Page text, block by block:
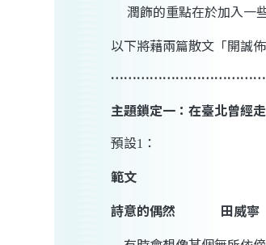
潤飾的重點在於加入一
以下將藉兩篇散文「開誠
主題鎖定一：在臺北曾經
預設1 ：
範文
詩意的偶然
田威寧